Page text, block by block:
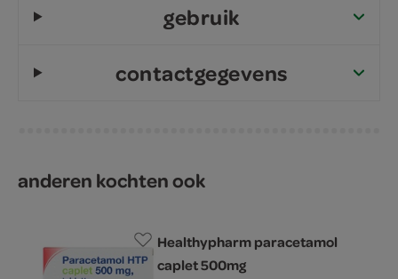
gebruik
contactgegevens
anderen kochten ook
Healthypharm paracetamol
caplet 500mg